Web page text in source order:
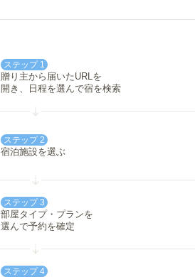
ステップ 1
贈り主から届いたURLを
開き、日程を選んで宿を検索
ステップ 2
宿泊施設を選ぶ
ステップ 3
部屋タイプ・プランを
選んで予約を確定
ステップ 4